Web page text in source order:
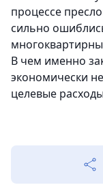
процессе
сильно
В чем именно
экономически
целевые